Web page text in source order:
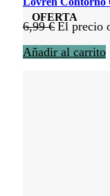
OFERTA
6,99€ El precio
Añadir al carrito